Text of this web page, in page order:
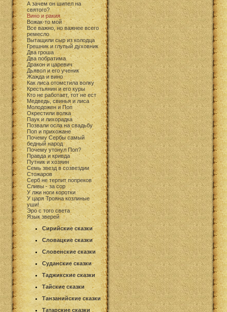
А зачем он шипел на
святого?
Вино и ракия
Вожак-то мой
Все важно, но важнее всего
ремесло
Вытащили сыр из колодца
Грешник и глупый духовник
Два гроша
Два побратима
Дракон и царевич
Дьявол и его ученик
Жажда и вино
Как лиса отомстила волку
Крестьянин и его куры
Кто не работает, тот не ест
Медведь, свинья и лиса
Молодожен и Поп
Окрестили волка
Паук и лихорадка
Позвали осла на свадьбу
Поп и прихожане
Почему Сербы самый
бедный народ
Почему утонул Поп?
Правда и кривда
Путник и хозяин
Семь звезд в созвездии
Стожаров
Серб не терпит попреков
Сливы - за сор
У лжи ноги коротки
У царя Трояна козлиные
уши!
Эро с того света
Язык зверей
Сирийские сказки
Словацкие сказки
Словенские сказки
Суданские сказки
Таджикские сказки
Тайские сказки
Танзанийские сказки
Татарские сказки